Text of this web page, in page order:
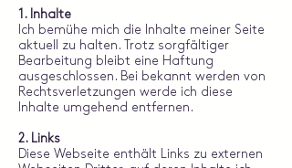
1. Inhalte
Ich bemühe mich die Inhalte meiner Seite
aktuell zu halten. Trotz sorgfältiger
Bearbeitung bleibt eine Haftung
ausgeschlossen. Bei bekannt werden von
Rechtsverletzungen werde ich diese
Inhalte umgehend entfernen.
2. Links
Diese Webseite enthält Links zu externen